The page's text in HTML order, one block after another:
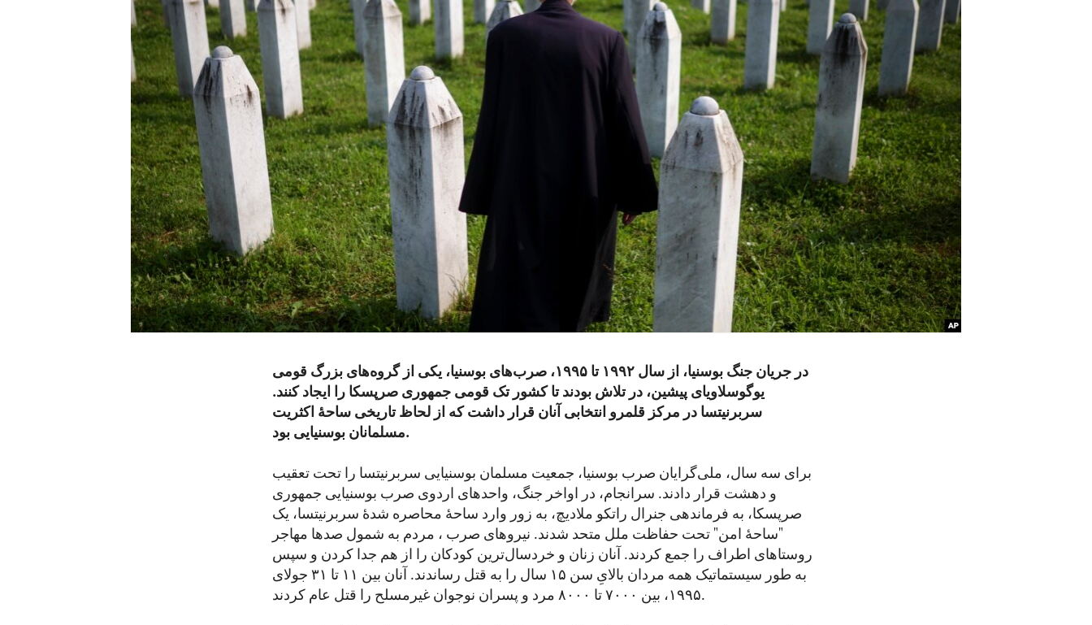
IDEALS AND INSTITUTIONS
در جریان جنگ بوسنیا، از سال ۱۹۹۲ تا ۱۹۹۵، صرب‌های بوسنیا، یکی از گروه‌های بزرگ قومی
یوگوسلاویای پیشین، در تلاش بودند تا کشور تک قومی جمهوری صرپسکا را ایجاد کنند.
سربرنیتسا در مرکز قلمرو انتخابی آنان قرار داشت که از لحاظ تاریخی ساحهٔ اکثریت
مسلمانان بوسنیایی بود.
برای سه سال،‌ ملی‌گرایان صرب بوسنیا،‌ جمعیت مسلمان بوسنیایی سربرنیتسا را تحت تعقیب
و دهشت قرار دادند. سرانجام، در اواخر جنگ، واحدهای اردوی صرب بوسنیایی جمهوری
صرپسکا، به فرماندهی جنرال راتکو ملادیچ، به زور وارد ساحهٔ محاصره شدۀ سربرنیتسا، یک
"ساحهٔ امن" تحت حفاظت ملل متحد شدند. نیروهای صرب ، مردم به شمول صدها مهاجر
روستاهای اطراف را جمع کردند. آنان زنان و خردسال‌ترین کودکان را از هم جدا کردن و سپس
به طور سیستماتیک همه مردان بالایِ سن ۱۵ سال را به قتل رساندند. آنان بین ۱۱ تا ۳۱ جولای
۱۹۹۵، بین ۷۰۰۰ تا ۸۰۰۰ مرد و پسران نوجوان غیرمسلح را قتل عام کردند.